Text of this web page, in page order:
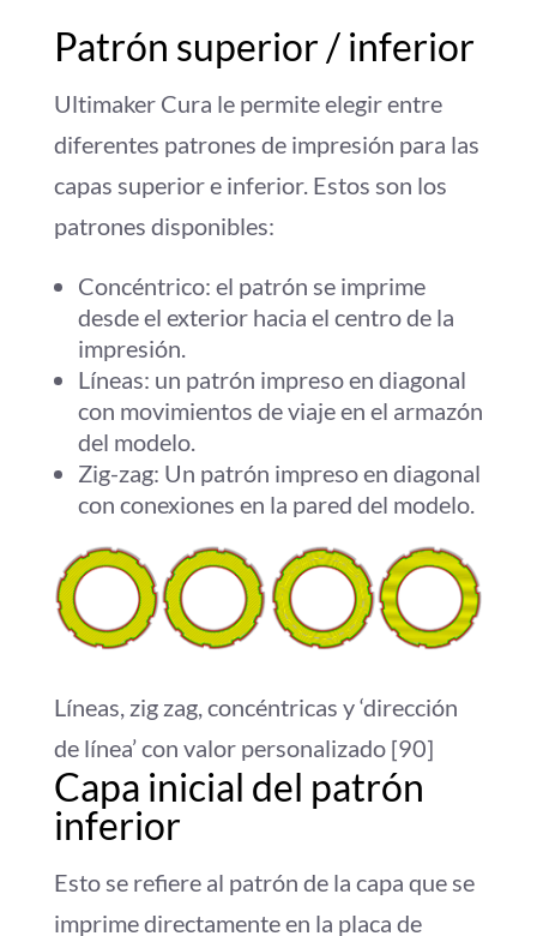
Patrón superior / inferior
Ultimaker Cura le permite elegir entre
diferentes patrones de impresión para las
capas superior e inferior. Estos son los
patrones disponibles:
Concéntrico: el patrón se imprime
desde el exterior hacia el centro de la
impresión.
Líneas: un patrón impreso en diagonal
con movimientos de viaje en el armazón
del modelo.
Zig-zag: Un patrón impreso en diagonal
con conexiones en la pared del modelo.
Líneas, zig zag, concéntricas y ‘dirección
de línea’ con valor personalizado [90]
Capa inicial del patrón
inferior
Esto se refiere al patrón de la capa que se
imprime directamente en la placa de